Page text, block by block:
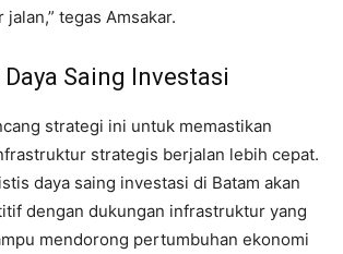
tegas Amsakar.
Saing Investasi
strategi ini untuk memastikan
strategis berjalan lebih cepat.
daya saing investasi di Batam akan
dengan dukungan infrastruktur yang
mendorong pertumbuhan ekonomi